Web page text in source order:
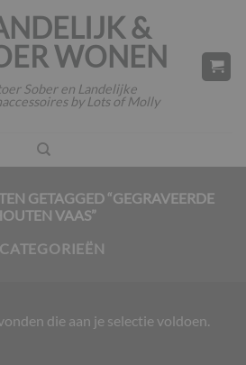
&
WONEN
Sober en Landelijke
by Lots of Molly
GETAGGED “GEGRAVEERDE
VAAS”
CATEGORIEËN
die aan je selectie voldoen.